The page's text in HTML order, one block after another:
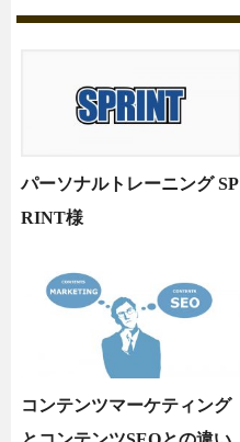
パーソナルトレーニング SP
RINT様
コンテンツマーケティング